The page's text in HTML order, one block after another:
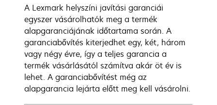
A Lexmark helyszíni javítási garanciái
egyszer vásárolhatók meg a termék
alapgaranciájának időtartama során. A
garanciabővítés kiterjedhet egy, két, három
vagy négy évre, így a teljes garancia a
termék vásárlásától számítva akár öt év is
lehet. A garanciabővítést még az
alapgarancia lejárta előtt meg kell vásárolni.